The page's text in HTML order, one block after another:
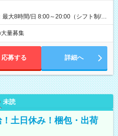
最大8時間/日 8:00～20:00（シフト制/実
場所次第では週4も有り） ※配達状況
可能性有り ※案件により多少の前後あ
量募集
応募する 詳細へ
未読
土日休み！梱包・出荷